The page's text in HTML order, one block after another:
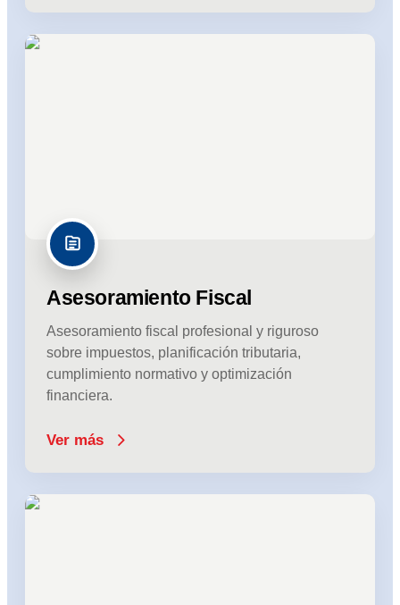
Asesoramiento Fiscal
Asesoramiento fiscal profesional y riguroso
sobre impuestos, planificación tributaria,
cumplimiento normativo y optimización
financiera.
Ver más